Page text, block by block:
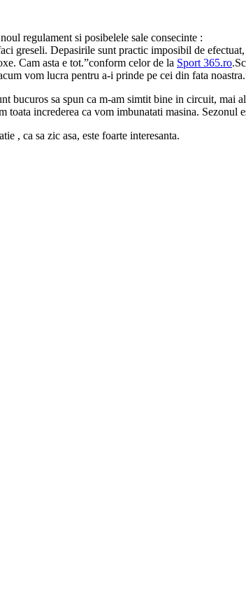
regulament si posibelele sale consecinte :
greseli. Depasirile sunt practic imposibil de
Cam asta e tot.”conform celor de la Sport 365.ro
vom lucra pentru a-i prinde pe cei din fata
bucuros sa spun ca m-am simtit bine in circuit,
toata increderea ca vom imbunatati masina. Sezonul
, ca sa zic asa, este foarte interesanta.